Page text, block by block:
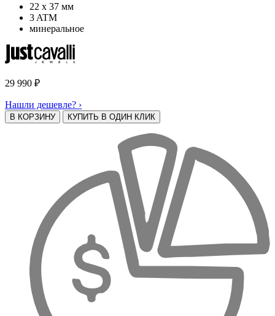
22 х 37 мм
3 ATM
минеральное
29 990 ₽
Нашли дешевле? ›
В КОРЗИНУ КУПИТЬ В ОДИН КЛИК